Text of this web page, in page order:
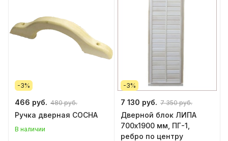
-3%
466 руб. 480 руб.
Ручка дверная СОСНА
В наличии
-3%
7 130 руб. 7 350 руб.
Дверной блок ЛИПА
700х1900 мм, ПГ-1,
ребро по центру